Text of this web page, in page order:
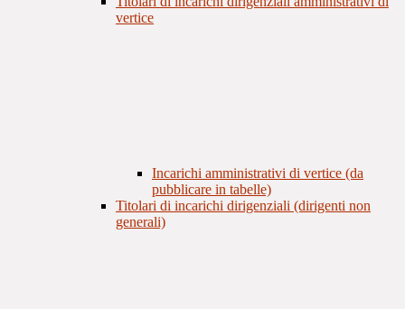
vertice
Incarichi amministrativi di vertice (da
pubblicare in tabelle)
Titolari di incarichi dirigenziali (dirigenti non
generali)